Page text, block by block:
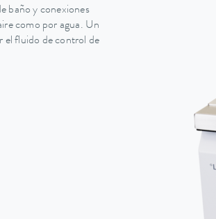
baño y conexiones
como por agua. Un
el fluido de control de